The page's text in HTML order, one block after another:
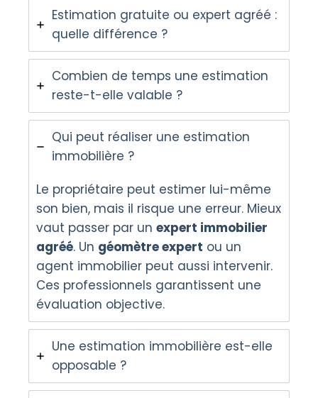
Estimation gratuite ou expert agréé :
quelle différence ?
Combien de temps une estimation
reste-t-elle valable ?
Qui peut réaliser une estimation
immobilière ?
Le propriétaire peut estimer lui-même
son bien, mais il risque une erreur. Mieux
vaut passer par un expert immobilier
agréé. Un géomètre expert ou un
agent immobilier peut aussi intervenir.
Ces professionnels garantissent une
évaluation objective.
Une estimation immobilière est-elle
opposable ?